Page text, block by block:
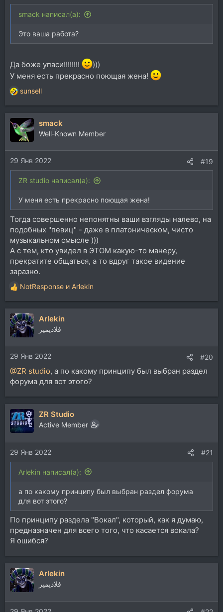
smack написал(а):
Это ваша работа?
Да боже упаси!!!!!!!!
)))
У меня есть прекрасно поющая жена!
Р
е
а
к
и
и
:
sunsell
smack
Well-Known Member
29 Янв 2022 #19
ZR studio написал(а):
У меня есть прекрасно поющая жена!
Тогда совершенно непонятны ваши взгляды налево, на
подобных "певиц" - даже в платоническом, чисто
музыкальном смысле )))
А с тем, кто увидел в ЭТОМ какую-то манеру,
прекратите общаться, а то вдруг такое видение
заразно.
Р
е
а
к
ц
и
и
:
NotResponse и Arlekin
Arlekin
فلاديمير
29 Янв 2022 #20
@ZR studio, а по какому принципу был выбран раздел
форума для вот этого?
ZR Studio
Active Member
29 Янв 2022 #21
Arlekin написал(а):
а по какому принципу был выбран раздел форума
для вот этого?
По принципу раздела "Вокал", который, как я думаю,
предназначен для всего того, что касается вокала?
Я ошибся?
Arlekin
فلاديمير